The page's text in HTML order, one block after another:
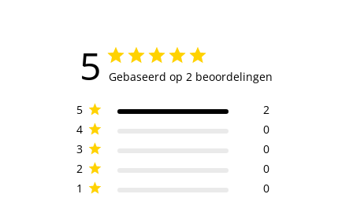
5 Gebaseerd op 2 beoordelingen
5
2
4
0
3
0
2
0
1
0